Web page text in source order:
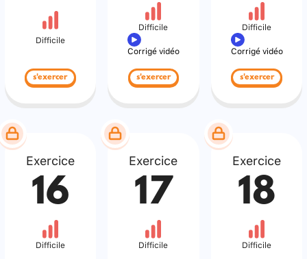
Difficile
s'exercer
Difficile
Corrigé vidéo
s'exercer
Difficile
Corrigé vidéo
s'exercer
Exercice
16
Difficile
Exercice
17
Difficile
Exercice
18
Difficile